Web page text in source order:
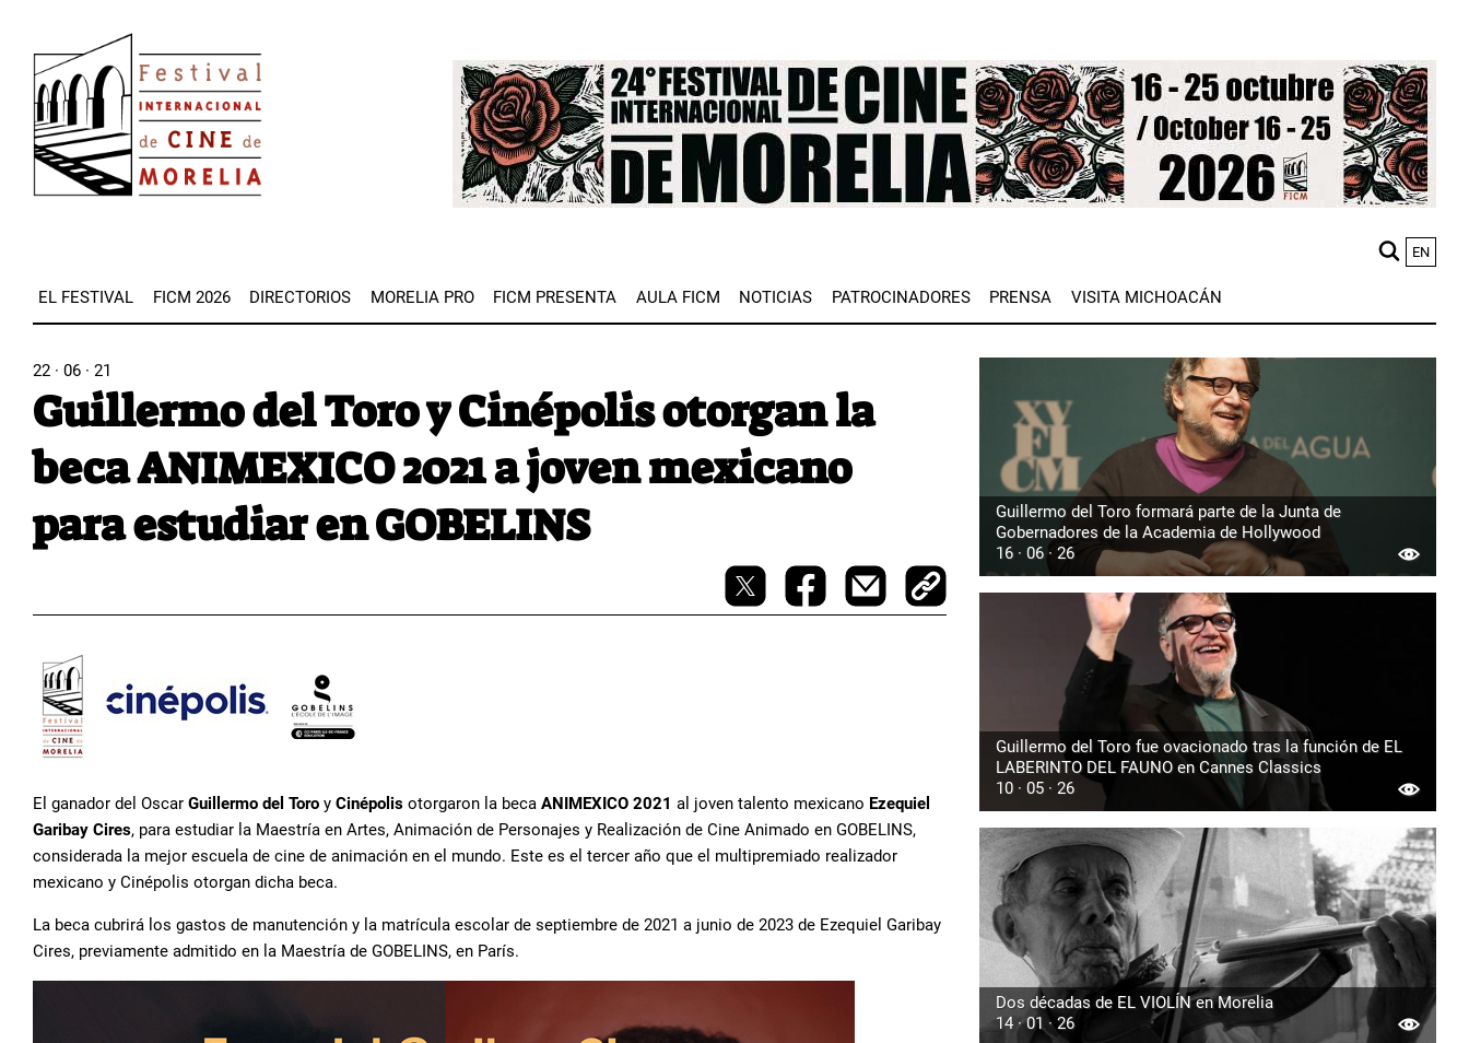
contenido
principal
Image
EN
EL FESTIVAL FICM 2026 DIRECTORIOS MORELIA PRO FICM PRESENTA AULA FICM NOTICIAS PATROCINADORES PRENSA VISITA MICHOACÁN
22 · 06 · 21
Guillermo del Toro y Cinépolis otorgan la
beca ANIMEXICO 2021 a joven mexicano
para estudiar en GOBELINS
El ganador del Oscar Guillermo del Toro y Cinépolis otorgaron la beca ANIMEXICO 2021 al joven talento mexicano Ezequiel
Garibay Cires, para estudiar la Maestría en Artes, Animación de Personajes y Realización de Cine Animado en GOBELINS,
considerada la mejor escuela de cine de animación en el mundo. Este es el tercer año que el multipremiado realizador
mexicano y Cinépolis otorgan dicha beca.
La beca cubrirá los gastos de manutención y la matrícula escolar de septiembre de 2021 a junio de 2023 de Ezequiel Garibay
Cires, previamente admitido en la Maestría de GOBELINS, en París.
Guillermo del Toro formará parte de la Junta de
Gobernadores de la Academia de Hollywood
16 · 06 · 26
Guillermo del Toro fue ovacionado tras la función de EL
LABERINTO DEL FAUNO en Cannes Classics
10 · 05 · 26
Dos décadas de EL VIOLÍN en Morelia
14 · 01 · 26